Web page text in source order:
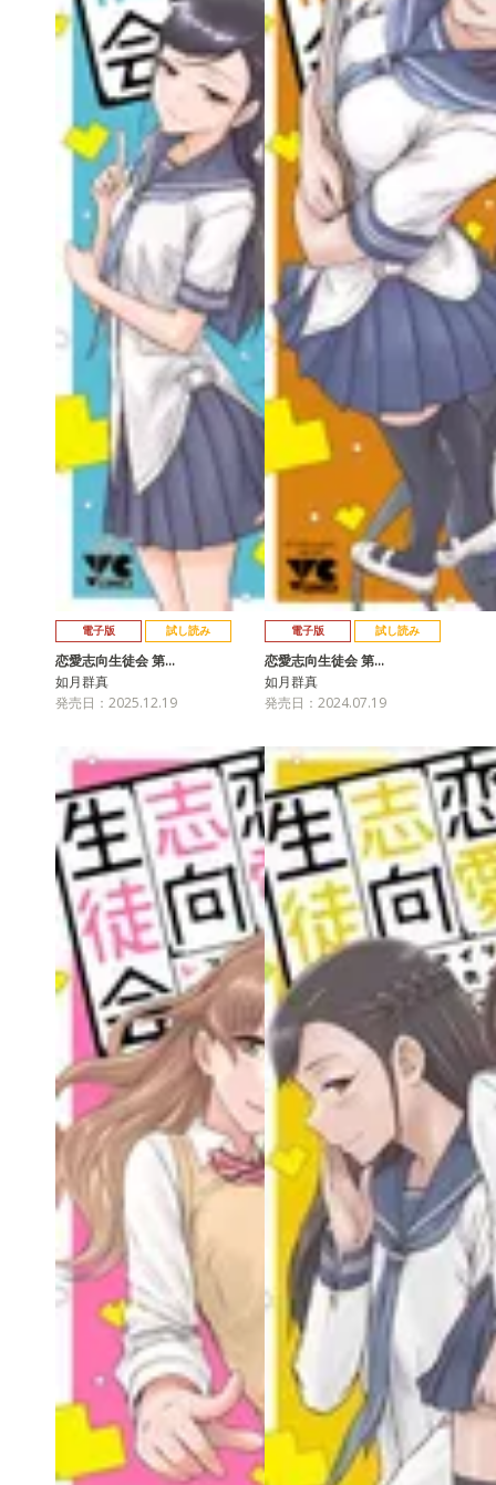
電子版 試し読み
恋愛志向生徒会 第…
如月群真
発売日：2025.12.19
電子版 試し読み
恋愛志向生徒会 第…
如月群真
発売日：2024.07.19